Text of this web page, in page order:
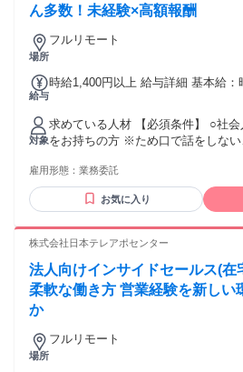
ん多数！未経験×高額報酬
場所
フルリモート
給与
時給1,400円以上 給与詳細 基本給：時給
対象
求めている人材 【必須条件】 ○社
をお持ちの方 ※ため口で話をしない、メールで署名を付けな
るので、教えたことを素直に、実践お願い
迅速性 メール対応の礼儀は、非常に重視します。（チャット
のような文章の方は、不採用とさせ
取り、アプローチできる方 〇スクリプトは準備しています
に、メールの返信を頂ける方 〇週 １５時間以上架電できる方
（週３日以上） 〇コールセンターなど、電話業務の経験必須
集！】 ＊資格不問／無資格歓迎 ＊
雇用形態： 業務委託
お気に入り
株式会社日本テレアポセンター
法人向けインサイドセールス(在
柔軟な働き方 営業経験を新しい
か
場所
フルリモート